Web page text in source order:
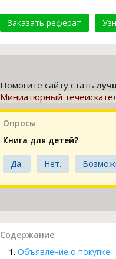
Заказать реферат
Помогите сайту стать
Миниатюрный
Опросы
Книга для детей?
Да. Нет.
Содержание
Объявление о покупке